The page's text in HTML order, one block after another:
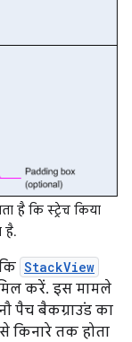
है कि स्ट्रेच किया
है.
StackView
करें. इस मामले
पैच बैकग्राउंड का
किनारे तक होता